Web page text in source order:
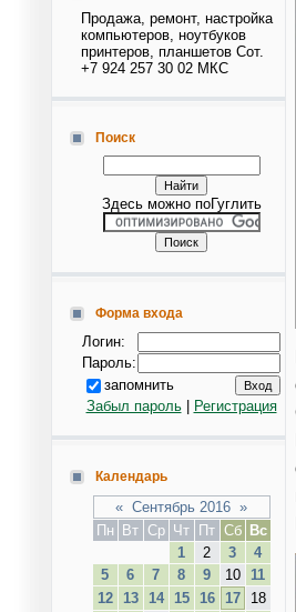
Продажа, ремонт, настройка
компьютеров, ноутбуков
принтеров, планшетов Сот.
+7 924 257 30 02 МКС
Поиск
Здесь можно поГуглить
Форма входа
Логин:
Пароль:
запомнить
Забыл пароль| Регистрация
Календарь
« Сентябрь 2016 »
Пн
Вт Ср Чт Пт Сб
Вс
1
2 3
4
5
6 7 8 9 10
11
12
13 14 15 16 17
18